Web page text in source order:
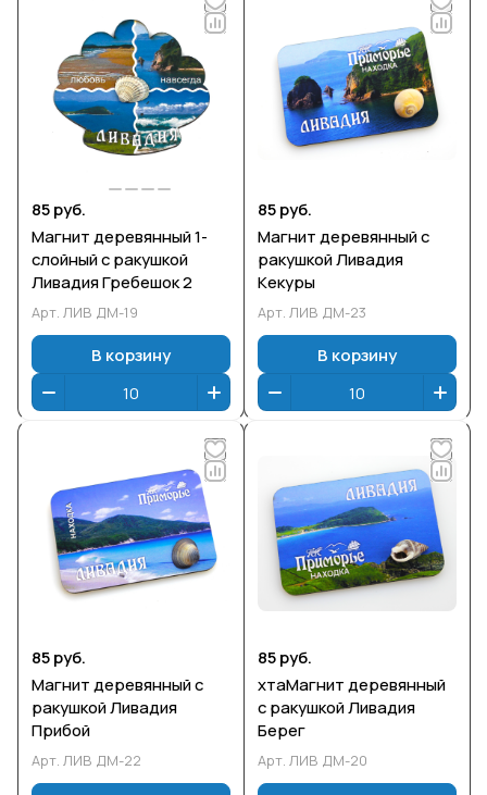
85 руб.
Магнит деревянный 1-
слойный с ракушкой
Ливадия Гребешок 2
Арт. ЛИВ ДМ-19
В корзину
85 руб.
Магнит деревянный с
ракушкой Ливадия
Кекуры
Арт. ЛИВ ДМ-23
В корзину
85 руб.
Магнит деревянный с
ракушкой Ливадия
Прибой
Арт. ЛИВ ДМ-22
85 руб.
хтаМагнит деревянный
с ракушкой Ливадия
Берег
Арт. ЛИВ ДМ-20